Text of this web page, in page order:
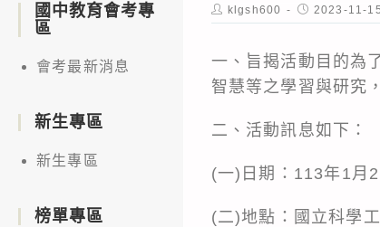
Post
author:
klgsh600
Post
published:
2023-11-15
一、旨揭活動目的為
智慧等之學習與研究
二、活動訊息如下：
(一)日期：113年1月
(二)地點：國立科學
國中教育會考專
區
會考最新消息
新生專區
新生專區
榜單專區